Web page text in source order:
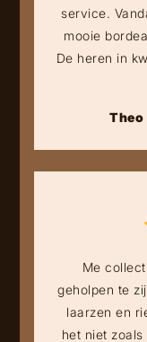
service.
mooie
De heren in
Me
geholpen te
laarzen en
het niet